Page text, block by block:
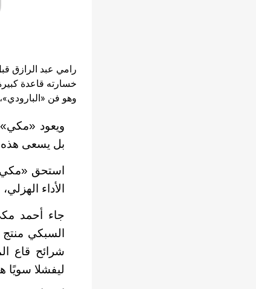
رامي عبد الرازق
خسارته قاعدة
وهو فن
ويعود
بل يسعى هذه
استحق
الأداء
جاء أحمد
السبكي
شرائح قاع
ليفشلا سويًا